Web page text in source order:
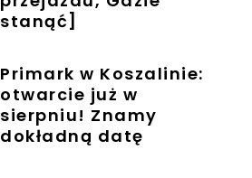
stanąć]
Primark w Koszalinie:
otwarcie już w
sierpniu! Znamy
dokładną datę